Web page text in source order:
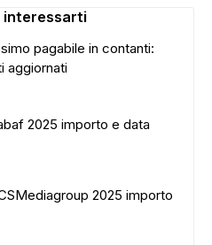
interessarti
pagabile in contanti:
aggiornati
2025 importo e data
2025 importo